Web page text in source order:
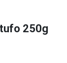
250g